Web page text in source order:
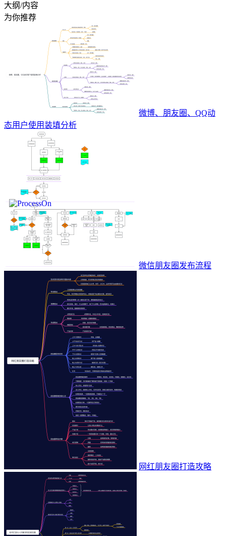
大纲/内容
为你推荐
微博、朋友圈、QQ动
态用户使用装填分析
微信朋友圈发布流程
网红朋友圈打造攻略